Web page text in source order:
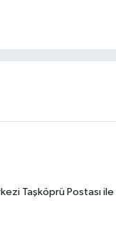
Taşköprü Postası